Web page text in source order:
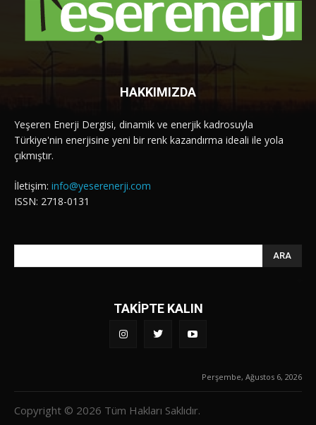
HAKKIMIZDA
Yeşeren Enerji Dergisi, dinamik ve enerjik kadrosuyla
Türkiye'nin enerjisine yeni bir renk kazandırma ideali ile yola
çıkmıştır.
İletişim: info@yeserenerji.com
ISSN: 2718-0131
ARA
TAKİPTE KALIN
Perşembe, Ağustos 6, 2026
Copyright © 2026 Tüm Hakları Saklıdır.